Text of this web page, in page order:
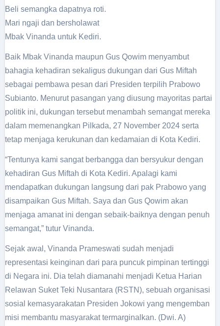
Beli semangka dapatnya roti.
Mari ngaji dan bersholawat
Mbak Vinanda untuk Kediri.
Baik Mbak Vinanda maupun Gus Qowim menyambut
bahagia kehadiran sekaligus dukungan dari Gus Miftah
sebagai pembawa pesan dari Presiden terpilih Prabowo
Subianto. Menurut pasangan yang diusung mayoritas partai
politik ini, dukungan tersebut menambah semangat mereka
dalam memenangkan Pilkada, 27 November 2024 serta
tetap menjaga kerukunan dan kedamaian di Kota Kediri.
“Tentunya kami sangat berbangga dan bersyukur dengan
kehadiran Gus Miftah di Kota Kediri. Apalagi kami
mendapatkan dukungan langsung dari pak Prabowo yang
disampaikan Gus Miftah. Saya dan Gus Qowim akan
menjaga amanat ini dengan sebaik-baiknya dengan penuh
semangat,” tutur Vinanda.
Sejak awal, Vinanda Prameswati sudah menjadi
representasi keinginan dari para puncuk pimpinan tertinggi
di Negara ini. Dia telah diamanahi menjadi Ketua Harian
Relawan Suket Teki Nusantara (RSTN), sebuah organisasi
sosial kemasyarakatan Presiden Jokowi yang mengemban
misi membantu masyarakat termarginalkan. (Dwi. A)